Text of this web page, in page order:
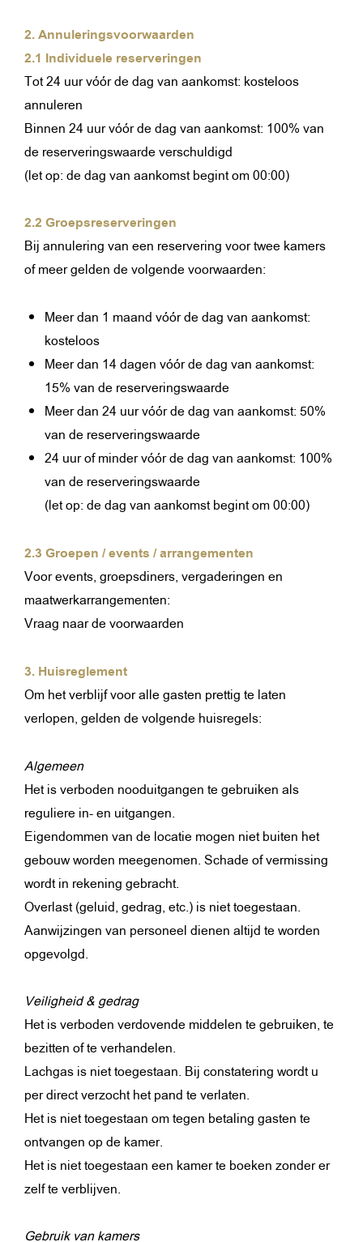
2. Annuleringsvoorwaarden
2.1 Individuele reserveringen
Tot 24 uur vóór de dag van aankomst: kosteloos
annuleren
Binnen 24 uur vóór de dag van aankomst: 100% van
de reserveringswaarde verschuldigd
(let op: de dag van aankomst begint om 00:00)
2.2 Groepsreserveringen
Bij annulering van een reservering voor twee kamers
of meer gelden de volgende voorwaarden:
Meer dan 1 maand vóór de dag van aankomst:
kosteloos
Meer dan 14 dagen vóór de dag van aankomst:
15% van de reserveringswaarde
Meer dan 24 uur vóór de dag van aankomst: 50%
van de reserveringswaarde
24 uur of minder vóór de dag van aankomst: 100%
van de reserveringswaarde
(let op: de dag van aankomst begint om 00:00)
2.3 Groepen / events / arrangementen
Voor events, groepsdiners, vergaderingen en
maatwerkarrangementen:
Vraag naar de voorwaarden
3. Huisreglement
Om het verblijf voor alle gasten prettig te laten
verlopen, gelden de volgende huisregels:
Algemeen
Het is verboden nooduitgangen te gebruiken als
reguliere in- en uitgangen.
Eigendommen van de locatie mogen niet buiten het
gebouw worden meegenomen. Schade of vermissing
wordt in rekening gebracht.
Overlast (geluid, gedrag, etc.) is niet toegestaan.
Aanwijzingen van personeel dienen altijd te worden
opgevolgd.
Veiligheid & gedrag
Het is verboden verdovende middelen te gebruiken, te
bezitten of te verhandelen.
Lachgas is niet toegestaan. Bij constatering wordt u
per direct verzocht het pand te verlaten.
Het is niet toegestaan om tegen betaling gasten te
ontvangen op de kamer.
Het is niet toegestaan een kamer te boeken zonder er
zelf te verblijven.
Gebruik van kamers